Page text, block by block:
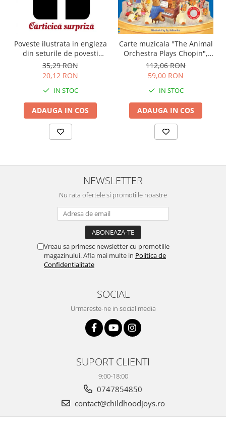
Poveste ilustrata in engleza
din seturile de povesti
Usborne
35,29 RON
20,12 RON
IN STOC
ADAUGA IN COS
Carte muzicala "The Animal
Orchestra Plays Chopin",
cartonata, Usborne
112,06 RON
59,00 RON
IN STOC
ADAUGA IN COS
NEWSLETTER
Nu rata ofertele si promotiile noastre
Vreau sa primesc newsletter cu promotiile
magazinului. Afla mai multe in Politica de
Confidentialitate
SOCIAL
Urmareste-ne in social media
SUPORT CLIENTI
9:00-18:00
0747854850
contact@childhoodjoys.ro